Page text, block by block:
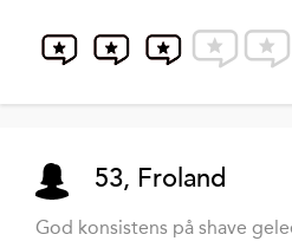
53, Froland
God konsistens på shave